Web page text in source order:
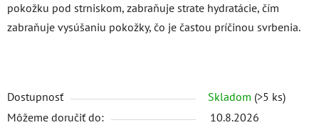
pokožku pod strniskom, zabraňuje strate hydratácie, čím
zabraňuje vysúšaniu pokožky, čo je častou príčinou svrbenia.
Dostupnosť Skladom (>5 ks)
Môžeme doručiť do:
10.8.2026